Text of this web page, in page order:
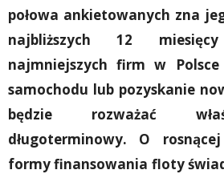
połowa ankietowanych zna
najbliższych 12
najmniejszych firm w
samochodu lub pozyskanie
będzie rozważać
długoterminowy. O
formy finansowania floty